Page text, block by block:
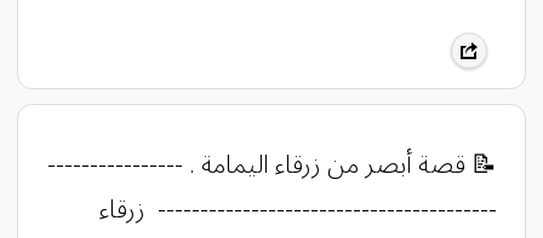
​​​​​​​​​​​​​​​​​​​​​​​​​​​​​​​​​​​​​​​​​​​​​​​​​​​​​​​​​​​📝 قصة أبصر من زرقاء اليمامة . ----------------
---------------------------------------- زرقاء